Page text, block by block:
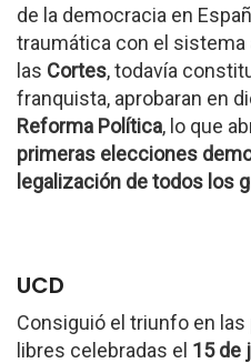
de la democracia en
traumática con el sistema
las Cortes, todavía
franquista, aprobaran en
Reforma Política, lo que
primeras elecciones
legalización de todos los
UCD
Consiguió el triunfo en
libres celebradas el 15 de